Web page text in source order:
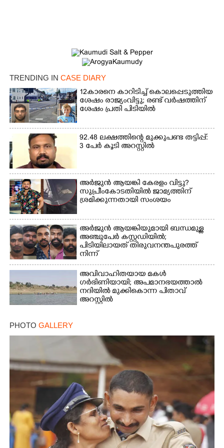
TRENDING IN CASE DIARY
12കാരനെ കാറിടിച്ച് കൊലപ്പെടുത്തിയ
ശേഷം രാജ്യംവിട്ടു; രണ്ട് വർഷത്തിന്
ശേഷം പ്രതി പിടിയിൽ
92.48 ലക്ഷത്തിന്റെ മുക്കുപണ്ട തട്ടിപ്പ്:
3 പേർ കൂടി അറസ്റ്റിൽ
അർജുൻ ആയങ്കി കേരളം വിട്ടു?
സുപ്രീംകോടതിയിൽ ജാമ്യത്തിന്
ശ്രമിക്കുന്നതായി സംശയം
അർജുൻ ആയങ്കിയുമായി ബന്ധമുള്ള
അഞ്ചുപേർ കസ്റ്റഡിയിൽ;
പിടിയിലായത് തിരുവനന്തപുരത്ത്
നിന്ന്
അവിവാഹിതയായ മകൾ
ഗർഭിണിയായി; അപമാനഭയത്താൽ
നദിയിൽ മുക്കികൊന്ന പിതാവ്
അറസ്റ്റിൽ
PHOTO GALLERY